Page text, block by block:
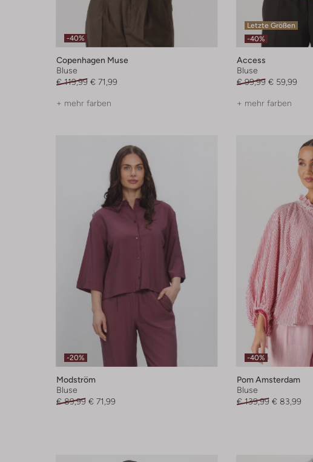
-40%
Copenhagen Muse
Bluse
€ 119,99 € 71,99
+ mehr farben
Letzte Größen
-40%
Access
Bluse
€ 99,99 € 59,99
+ mehr farben
-20%
Modström
Bluse
€ 89,99 € 71,99
-40%
Pom Amsterdam
Bluse
€ 139,99 € 83,99